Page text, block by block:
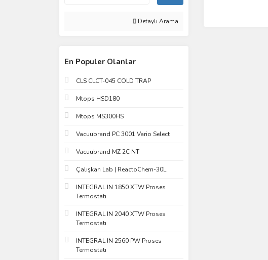
Detaylı Arama
En Populer Olanlar
CLS CLCT-045 COLD TRAP
Mtops HSD180
Mtops MS300HS
Vacuubrand PC 3001 Vario Select
Vacuubrand MZ 2C NT
Çalışkan Lab | ReactoChem-30L
INTEGRAL IN 1850 XTW Proses
Termostatı
INTEGRAL IN 2040 XTW Proses
Termostatı
INTEGRAL IN 2560 PW Proses
Termostatı